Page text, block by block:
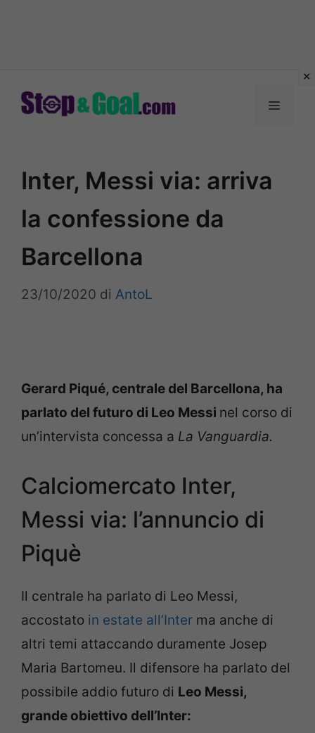
Menu
Inter, Messi via: arriva
la confessione da
Barcellona
23/10/2020 di AntoL
Gerard Piqué, centrale del Barcellona, ha
parlato del futuro di Leo Messi nel corso di
un’intervista concessa a La Vanguardia.
Calciomercato Inter,
Messi via: l’annuncio di
Piquè
Il centrale ha parlato di Leo Messi,
accostato in estate all’Inter ma anche di
altri temi attaccando duramente Josep
Maria Bartomeu. Il difensore ha parlato del
possibile addio futuro di Leo Messi,
grande obiettivo dell’Inter: